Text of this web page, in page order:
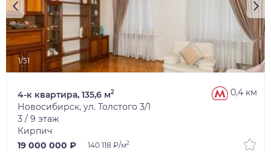
1/51
0,4 км
4-к квартира, 135,6 м2
Новосибирск, ул. Толстого 3/1
3 / 9 этаж
Кирпич
19 000 000 ₽
140 118 ₽/м2